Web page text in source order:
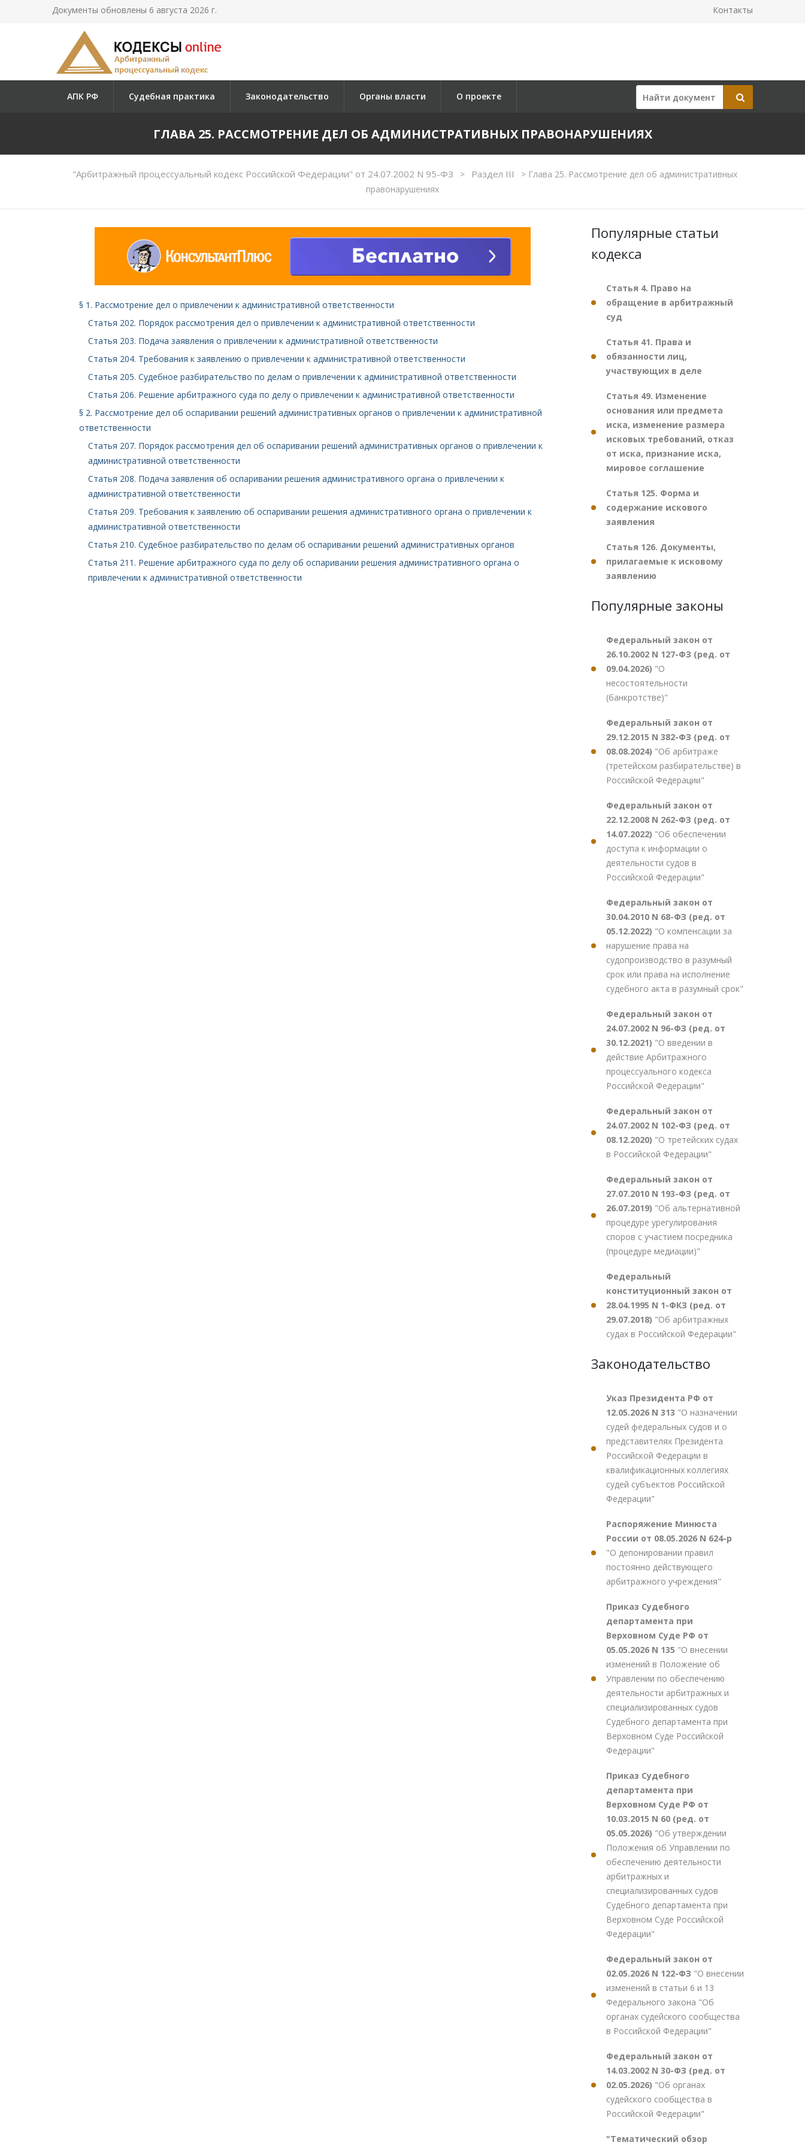
Документы обновлены 6 августа 2026 г. Контакты
АПК РФ Судебная практика Законодательство Органы власти О проекте
ГЛАВА 25. РАССМОТРЕНИЕ ДЕЛ ОБ АДМИНИСТРАТИВНЫХ ПРАВОНАРУШЕНИЯХ
"Арбитражный процессуальный кодекс Российской Федерации" от 24.07.2002 N 95-ФЗ > Раздел III >Глава 25. Рассмотрение дел об административных
правонарушениях
§ 1. Рассмотрение дел о привлечении к административной ответственности
Статья 202. Порядок рассмотрения дел о привлечении к административной ответственности
Статья 203. Подача заявления о привлечении к административной ответственности
Статья 204. Требования к заявлению о привлечении к административной ответственности
Статья 205. Судебное разбирательство по делам о привлечении к административной ответственности
Статья 206. Решение арбитражного суда по делу о привлечении к административной ответственности
§ 2. Рассмотрение дел об оспаривании решений административных органов о привлечении к административной
ответственности
Статья 207. Порядок рассмотрения дел об оспаривании решений административных органов о привлечении к
административной ответственности
Статья 208. Подача заявления об оспаривании решения административного органа о привлечении к
административной ответственности
Статья 209. Требования к заявлению об оспаривании решения административного органа о привлечении к
административной ответственности
Статья 210. Судебное разбирательство по делам об оспаривании решений административных органов
Статья 211. Решение арбитражного суда по делу об оспаривании решения административного органа о
привлечении к административной ответственности
Популярные статьи
кодекса
Статья 4. Право на
обращение в арбитражный
суд
Статья 41. Права и
обязанности лиц,
участвующих в деле
Статья 49. Изменение
основания или предмета
иска, изменение размера
исковых требований, отказ
от иска, признание иска,
мировое соглашение
Статья 125. Форма и
содержание искового
заявления
Статья 126. Документы,
прилагаемые к исковому
заявлению
Популярные законы
Федеральный закон от
26.10.2002 N 127-ФЗ (ред. от
09.04.2026) "О
несостоятельности
(банкротстве)"
Федеральный закон от
29.12.2015 N 382-ФЗ (ред. от
08.08.2024) "Об арбитраже
(третейском разбирательстве) в
Российской Федерации"
Федеральный закон от
22.12.2008 N 262-ФЗ (ред. от
14.07.2022) "Об обеспечении
доступа к информации о
деятельности судов в
Российской Федерации"
Федеральный закон от
30.04.2010 N 68-ФЗ (ред. от
05.12.2022) "О компенсации за
нарушение права на
судопроизводство в разумный
срок или права на исполнение
судебного акта в разумный срок"
Федеральный закон от
24.07.2002 N 96-ФЗ (ред. от
30.12.2021) "О введении в
действие Арбитражного
процессуального кодекса
Российской Федерации"
Федеральный закон от
24.07.2002 N 102-ФЗ (ред. от
08.12.2020) "О третейских судах
в Российской Федерации"
Федеральный закон от
27.07.2010 N 193-ФЗ (ред. от
26.07.2019) "Об альтернативной
процедуре урегулирования
споров с участием посредника
(процедуре медиации)"
Федеральный
конституционный закон от
28.04.1995 N 1-ФКЗ (ред. от
29.07.2018) "Об арбитражных
судах в Российской Федерации"
Законодательство
Указ Президента РФ от
12.05.2026 N 313 "О назначении
судей федеральных судов и о
представителях Президента
Российской Федерации в
квалификационных коллегиях
судей субъектов Российской
Федерации"
Распоряжение Минюста
России от 08.05.2026 N 624-р
"О депонировании правил
постоянно действующего
арбитражного учреждения"
Приказ Судебного
департамента при
Верховном Суде РФ от
05.05.2026 N 135 "О внесении
изменений в Положение об
Управлении по обеспечению
деятельности арбитражных и
специализированных судов
Судебного департамента при
Верховном Суде Российской
Федерации"
Приказ Судебного
департамента при
Верховном Суде РФ от
10.03.2015 N 60 (ред. от
05.05.2026) "Об утверждении
Положения об Управлении по
обеспечению деятельности
арбитражных и
специализированных судов
Судебного департамента при
Верховном Суде Российской
Федерации"
Федеральный закон от
02.05.2026 N 122-ФЗ "О внесении
изменений в статьи 6 и 13
Федерального закона "Об
органах судейского сообщества
в Российской Федерации"
Федеральный закон от
14.03.2002 N 30-ФЗ (ред. от
02.05.2026) "Об органах
судейского сообщества в
Российской Федерации"
"Тематический обзор